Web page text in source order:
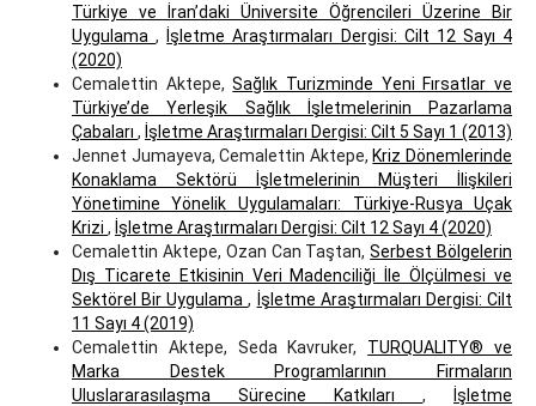
Türkiye ve İran’daki Üniversite Öğrencileri Üzerine Bir
Uygulama,
İşletme Araştırmaları Dergisi: Cilt 12 Sayı 4
(2020)
Cemalettin Aktepe,Sağlık Turizminde Yeni Fırsatlar ve
Türkiye’de Yerleşik Sağlık İşletmelerinin Pazarlama
Çabaları , İşletme Araştırmaları Dergisi: Cilt 5 Sayı 1 (2013)
Jennet Jumayeva, Cemalettin Aktepe, Kriz Dönemlerinde
Konaklama Sektörü İşletmelerinin Müşteri İlişkileri
Yönetimine Yönelik Uygulamaları: Türkiye-Rusya Uçak
Krizi , İşletme Araştırmaları Dergisi: Cilt 12 Sayı 4 (2020)
Cemalettin Aktepe, Ozan Can Taştan,Serbest Bölgelerin
Dış Ticarete Etkisinin Veri Madenciliği İle Ölçülmesi ve
Sektörel Bir Uygulama, İşletme Araştırmaları Dergisi: Cilt
11 Sayı 4 (2019)
Cemalettin Aktepe, Seda Kavruker, TURQUALITY® ve
Marka Destek Programlarının Firmaların
Uluslararasılaşma Sürecine Katkıları,
İşletme